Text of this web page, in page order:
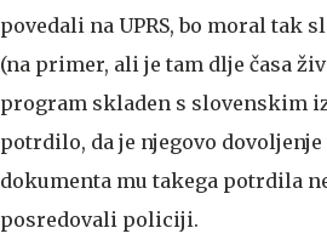
povedali na UPRS, bo moral
(na primer, ali je tam dlje časa
program skladen s slovenskim
potrdilo, da je njegovo
dokumenta mu takega potrdila
posredovali policiji.